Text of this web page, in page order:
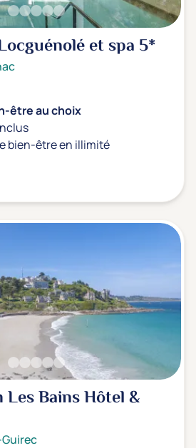
et spa 5*
être au choix
bien-être en illimité
Les Bains Hôtel &